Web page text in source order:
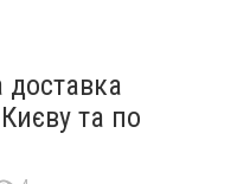
та по